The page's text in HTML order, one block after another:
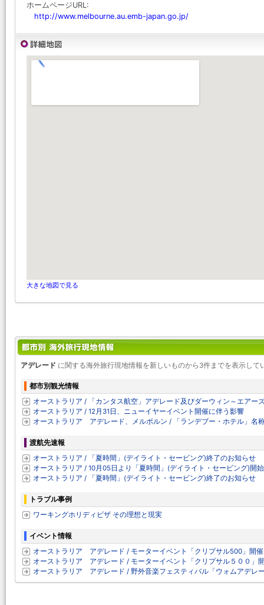
ホームページURL:
http://www.melbourne.au.emb-japan.go.jp/
大きな地図で見る
アデレード に関する海外旅行現地情報を新しいものから3件までを表示して
都市別観光情報
オーストラリア / 「カンタス航空」アデレード及びダーウィン～エアー
オーストラリア / 12月31日、ニューイヤーイベント開催に伴う影響
オーストラリア アデレード、メルボルン / 「ランデブー・ホテル」名
渡航先速報
オーストラリア / 「夏時間」(デイライト・セービング)終了のお知らせ
オーストラリア / 10月05日より「夏時間」(デイライト・セービング)開始
オーストラリア / 「夏時間」(デイライト・セービング)終了のお知らせ
トラブル事例
ワーキングホリディビザ その理想と現実
イベント情報
オーストラリア アデレード / モーターイベント「クリプサル500」開
オーストラリア アデレード / モーターイベント「クリプサル５００」
オーストラリア アデレード / 野外音楽フェスティバル「ウォムアデ